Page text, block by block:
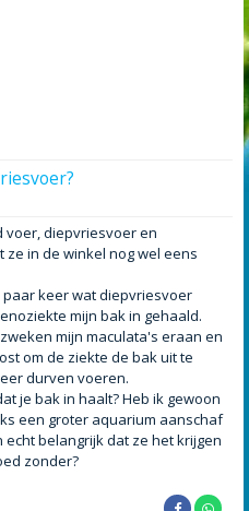
voer, diepvriesvoer en
ze in de winkel nog wel eens
keer wat diepvriesvoer
mijn bak in gehaald.
mijn maculata's eraan en
om de ziekte de bak uit te
durven voeren.
je bak in haalt? Heb ik gewoon
een groter aquarium aanschaf
belangrijk dat ze het krijgen
zonder?